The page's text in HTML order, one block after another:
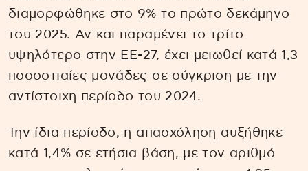
διαμορφώθηκε στο 9% το πρώτο δεκάμηνο
του 2025. Αν και παραμένει το τρίτο
υψηλότερο στην ΕΕ-27, έχει μειωθεί κατά 1,3
ποσοστιαίες μονάδες σε σύγκριση με την
αντίστοιχη περίοδο του 2024.
Την ίδια περίοδο, η απασχόληση αυξήθηκε
κατά 1,4% σε ετήσια βάση, με τον αριθμό